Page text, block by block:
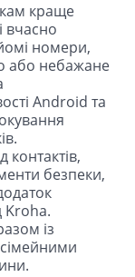
краще
вчасно
номери,
або небажане
Android та
безпеки,
Kroha.
із